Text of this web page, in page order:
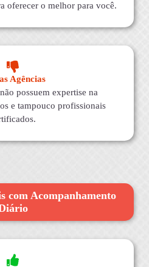
oferecer o melhor para você.
Agências
possuem expertise na
e tampouco profissionais
com Acompanhamento